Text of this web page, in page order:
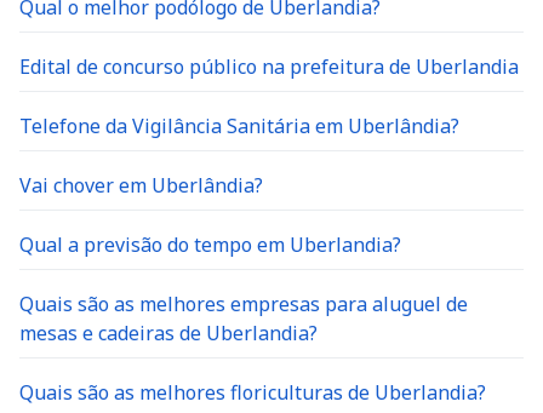
Edital de concurso público na prefeitura de Uberlandia
Telefone da Vigilância Sanitária em Uberlândia?
Vai chover em Uberlândia?
Qual a previsão do tempo em Uberlandia?
Quais são as melhores empresas para aluguel de
mesas e cadeiras de Uberlandia?
Quais são as melhores floriculturas de Uberlandia?